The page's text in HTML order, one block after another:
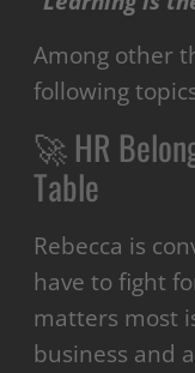
Among other
following
🚀 HR
Table
Rebecca is
have to fight
matters most
business and